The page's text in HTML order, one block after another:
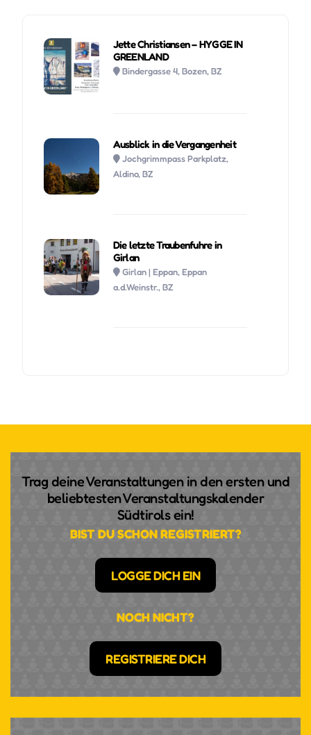
Jette Christiansen – HYGGE IN
GREENLAND
Bindergasse 4, Bozen, BZ
Ausblick in die Vergangenheit
Jochgrimmpass Parkplatz,
Aldino, BZ
Die letzte Traubenfuhre in
Girlan
Girlan | Eppan, Eppan
a.d.Weinstr., BZ
Trag deine Veranstaltungen in den ersten und
beliebtesten Veranstaltungskalender
Südtirols ein!
BIST DU SCHON REGISTRIERT?
LOGGE DICH EIN
NOCH NICHT?
REGISTRIERE DICH